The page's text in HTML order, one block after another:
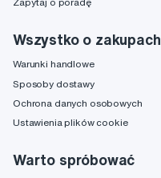
Zapytaj o poradę
Wszystko o zakupach
Warunki handlowe
Sposoby dostawy
Ochrona danych osobowych
Ustawienia plików cookie
Warto spróbować